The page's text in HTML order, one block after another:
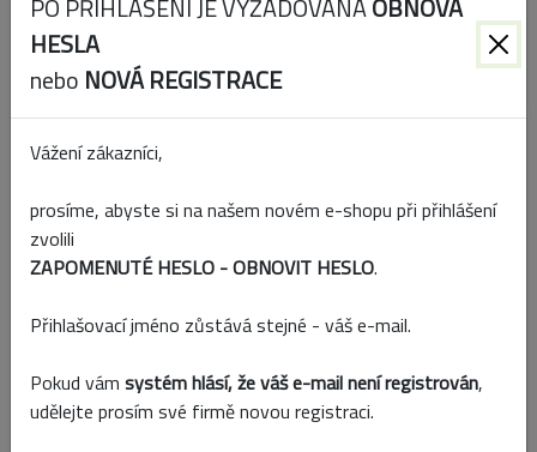
Kód: 6634F-1C
Skladem
HESLA
nebo NOVÁ REGISTRACE
Vážení zákazníci,
prosíme, abyste si na našem novém e-shopu při přihlášení
zvolili
ZAPOMENUTÉ HESLO - OBNOVIT HESLO.
Přihlašovací jméno zůstává stejné - váš e-mail.
Pokud vám systém hlásí, že váš e-mail není registrován,
udělejte prosím své firmě novou registraci.